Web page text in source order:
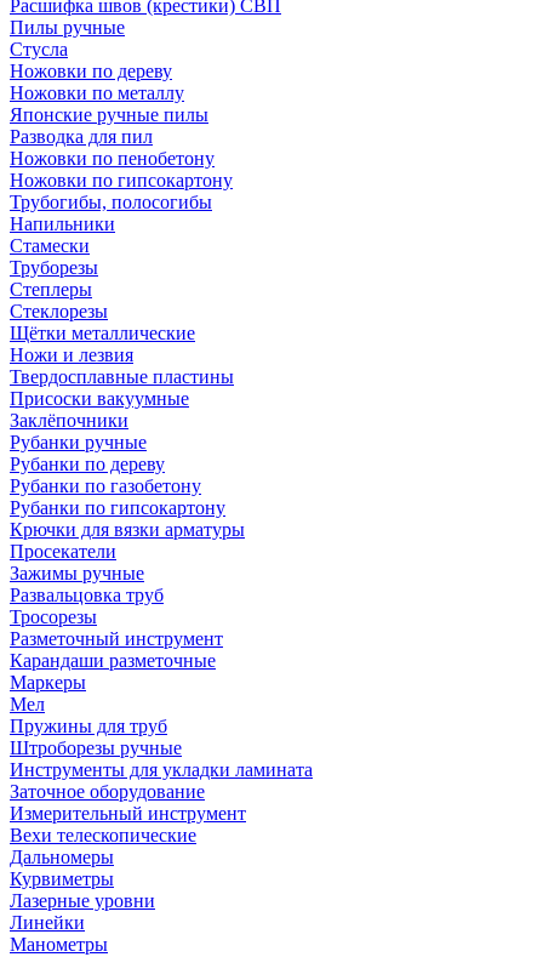
Расшифка швов (крестики) СВП
Пилы ручные
Стусла
Ножовки по дереву
Ножовки по металлу
Японские ручные пилы
Разводка для пил
Ножовки по пенобетону
Ножовки по гипсокартону
Трубогибы, полосогибы
Напильники
Стамески
Труборезы
Степлеры
Стеклорезы
Щётки металлические
Ножи и лезвия
Твердосплавные пластины
Присоски вакуумные
Заклёпочники
Рубанки ручные
Рубанки по дереву
Рубанки по газобетону
Рубанки по гипсокартону
Крючки для вязки арматуры
Просекатели
Зажимы ручные
Развальцовка труб
Тросорезы
Разметочный инструмент
Карандаши разметочные
Маркеры
Мел
Пружины для труб
Штроборезы ручные
Инструменты для укладки ламината
Заточное оборудование
Измерительный инструмент
Вехи телескопические
Дальномеры
Курвиметры
Лазерные уровни
Линейки
Манометры